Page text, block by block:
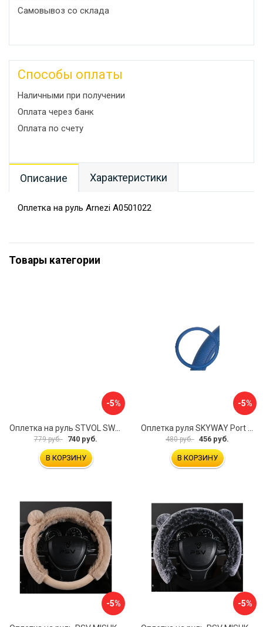
Самовывоз со склада
Способы оплаты
Наличными при получении
Оплата через банк
Оплата по счету
Описание Характеристики
Оплетка на руль Arnezi A0501022
Товары категории
-5%
779 руб. 740 руб.
В КОРЗИНУ
-5%
480 руб. 456 руб.
В КОРЗИНУ
-5% -5%